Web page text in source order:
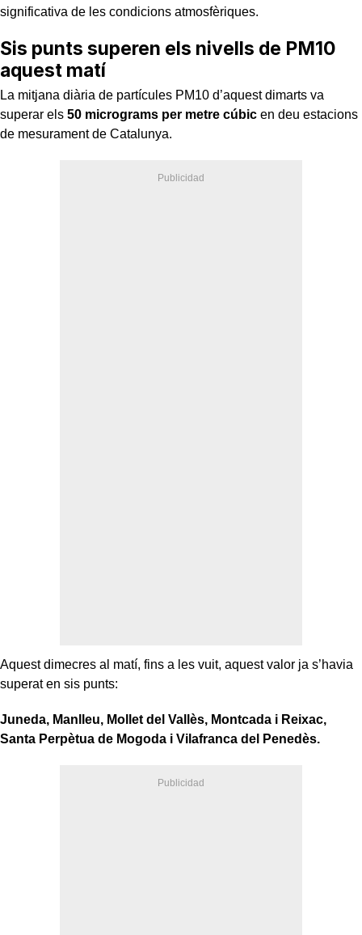
significativa de les condicions atmosfèriques.
Sis punts superen els nivells de PM10
aquest matí
La mitjana diària de partícules PM10 d’aquest dimarts va
superar els 50 micrograms per metre cúbic en deu estacions
de mesurament de Catalunya.
Aquest dimecres al matí, fins a les vuit, aquest valor ja s’havia
superat en sis punts:
Juneda, Manlleu, Mollet del Vallès, Montcada i Reixac,
Santa Perpètua de Mogoda i Vilafranca del Penedès.